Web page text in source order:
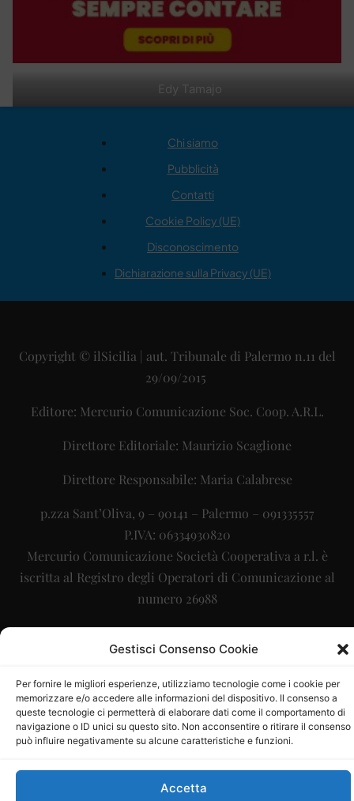
Gestisci Consenso Cookie
Per fornire le migliori esperienze, utilizziamo tecnologie come i cookie per
memorizzare e/o accedere alle informazioni del dispositivo. Il consenso a
queste tecnologie ci permetterà di elaborare dati come il comportamento di
navigazione o ID unici su questo sito. Non acconsentire o ritirare il consenso
può influire negativamente su alcune caratteristiche e funzioni.
Accetta
Edy Tamajo
Chi siamo
Pubblicità
Contatti
Cookie Policy (UE)
Disconoscimento
Dichiarazione sulla Privacy (UE)
Copyright © ilSicilia | aut. Tribunale di Palermo n.11 del
29/09/2015
Editore: Mercurio Comunicazione Soc. Coop. A.R.L.
Direttore Editoriale: Maurizio Scaglione
Direttore Responsabile: Maria Calabrese
p.zza Sant’Oliva, 9 – 90141 – Palermo – 091335557
P.IVA: 06334930820
Mercurio Comunicazione Società Cooperativa a r.l. è
iscritta al Registro degli Operatori di Comunicazione al
numero 26988
Sito gestito daLa Digitale srl–info@ladigitale.it